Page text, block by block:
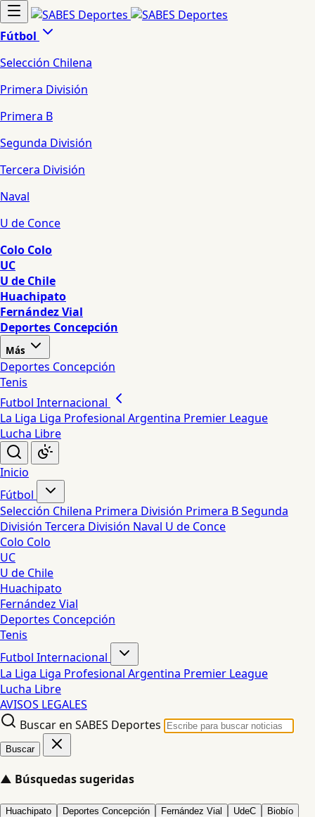
Fútbol
Selección Chilena
Primera División
Primera B
Segunda División
Tercera División
Naval
U de Conce
Colo Colo
UC
U de Chile
Huachipato
Fernández Vial
Deportes Concepción
Más
Deportes Concepción
Tenis
Futbol Internacional
La Liga Liga Profesional Argentina Premier League
Lucha Libre
Inicio
Fútbol
Selección Chilena Primera División Primera BSegunda
División Tercera División Naval U de Conce
Colo Colo
UC
U de Chile
Huachipato
Fernández Vial
Deportes Concepción
Tenis
Futbol Internacional
La Liga Liga Profesional Argentina Premier League
Lucha Libre
AVISOS LEGALES
Buscar en SABES Deportes
Buscar
▲ Búsquedas sugeridas
Huachipato Deportes Concepción Fernández Vial UdeC Biobío